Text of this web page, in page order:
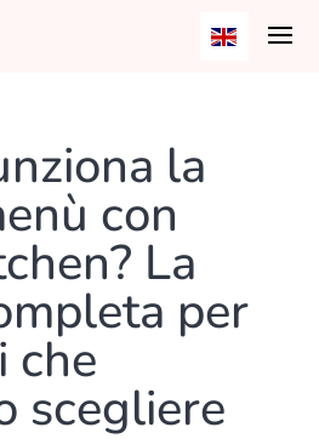
la
con
La
per
che
scegliere